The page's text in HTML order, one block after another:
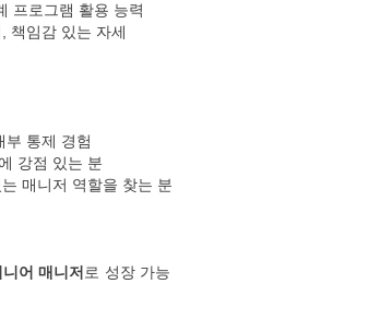
프로그램 활용 능력
책임감 있는 자세
부 통제 경험
강점 있는 분
매니저 역할을 찾는 분
어 매니저 로 성장 가능